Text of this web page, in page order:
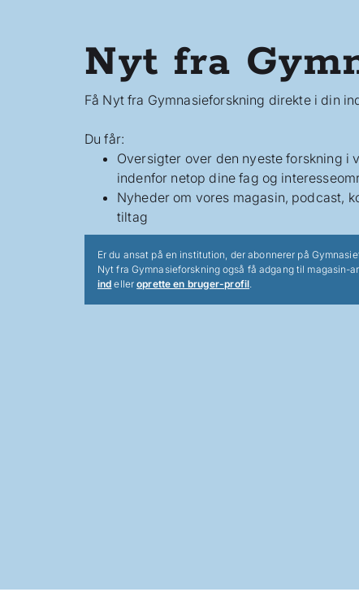
Nyt fra
Få Nyt fra Gymnasieforskning direkte i din
Du får:
Oversigter over den nyeste forskning i
indenfor netop dine fag og
Nyheder om vores magasin, podcast,
tiltag
Er du ansat på en institution, der abonnerer på
Nyt fra Gymnasieforskning også få adgang til magasin-
ind elleroprette en bruger-profil.